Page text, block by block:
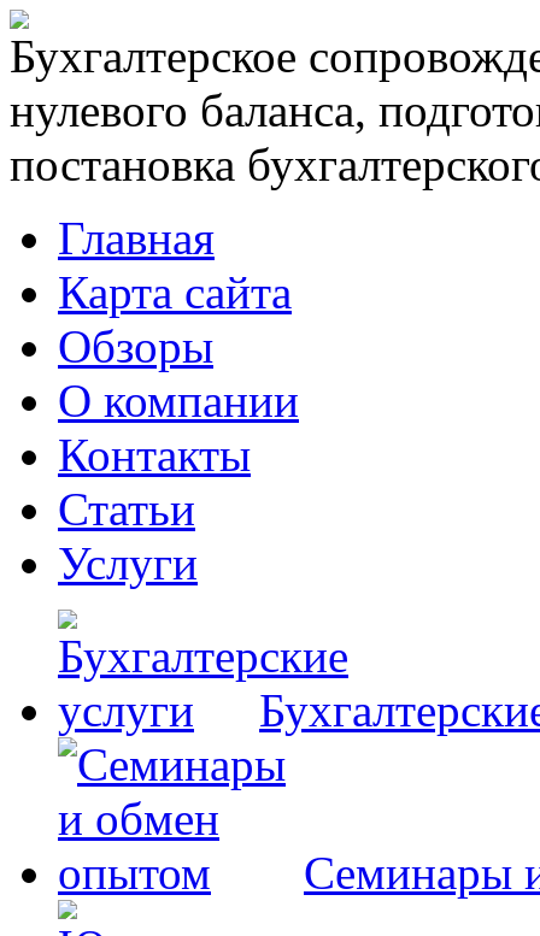
Бухгалтерское
нулевого баланса,
постановка
Главная
Карта сайта
Обзоры
О компании
Контакты
Статьи
Услуги
Семинары